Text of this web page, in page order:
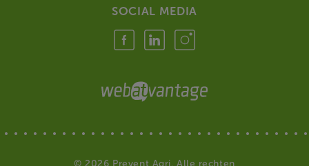
SOCIAL MEDIA
© 2026 Prevent Agri. Alle rechten